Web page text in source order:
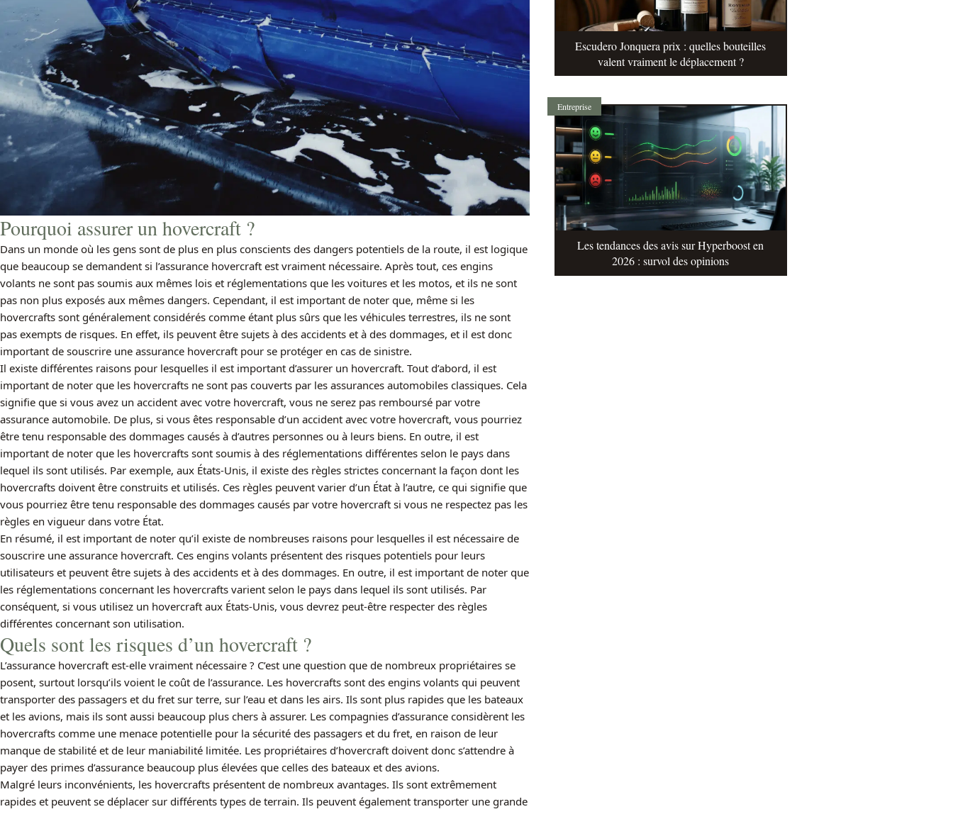
Pourquoi assurer un hovercraft ?
Dans un monde où les gens sont de plus en plus conscients des dangers potentiels de la route, il est logique
que beaucoup se demandent si l’assurance hovercraft est vraiment nécessaire. Après tout, ces engins
volants ne sont pas soumis aux mêmes lois et réglementations que les voitures et les motos, et ils ne sont
pas non plus exposés aux mêmes dangers. Cependant, il est important de noter que, même si les
hovercrafts sont généralement considérés comme étant plus sûrs que les véhicules terrestres, ils ne sont
pas exempts de risques. En effet, ils peuvent être sujets à des accidents et à des dommages, et il est donc
important de souscrire une assurance hovercraft pour se protéger en cas de sinistre.
Il existe différentes raisons pour lesquelles il est important d’assurer un hovercraft. Tout d’abord, il est
important de noter que les hovercrafts ne sont pas couverts par les assurances automobiles classiques. Cela
signifie que si vous avez un accident avec votre hovercraft, vous ne serez pas remboursé par votre
assurance automobile. De plus, si vous êtes responsable d’un accident avec votre hovercraft, vous pourriez
être tenu responsable des dommages causés à d’autres personnes ou à leurs biens. En outre, il est
important de noter que les hovercrafts sont soumis à des réglementations différentes selon le pays dans
lequel ils sont utilisés. Par exemple, aux États-Unis, il existe des règles strictes concernant la façon dont les
hovercrafts doivent être construits et utilisés. Ces règles peuvent varier d’un État à l’autre, ce qui signifie que
vous pourriez être tenu responsable des dommages causés par votre hovercraft si vous ne respectez pas les
règles en vigueur dans votre État.
En résumé, il est important de noter qu’il existe de nombreuses raisons pour lesquelles il est nécessaire de
souscrire une assurance hovercraft. Ces engins volants présentent des risques potentiels pour leurs
utilisateurs et peuvent être sujets à des accidents et à des dommages. En outre, il est important de noter que
les réglementations concernant les hovercrafts varient selon le pays dans lequel ils sont utilisés. Par
conséquent, si vous utilisez un hovercraft aux États-Unis, vous devrez peut-être respecter des règles
différentes concernant son utilisation.
Quels sont les risques d’un hovercraft ?
L’assurance hovercraft est-elle vraiment nécessaire ? C’est une question que de nombreux propriétaires se
posent, surtout lorsqu’ils voient le coût de l’assurance. Les hovercrafts sont des engins volants qui peuvent
transporter des passagers et du fret sur terre, sur l’eau et dans les airs. Ils sont plus rapides que les bateaux
et les avions, mais ils sont aussi beaucoup plus chers à assurer. Les compagnies d’assurance considèrent les
hovercrafts comme une menace potentielle pour la sécurité des passagers et du fret, en raison de leur
manque de stabilité et de leur maniabilité limitée. Les propriétaires d’hovercraft doivent donc s’attendre à
payer des primes d’assurance beaucoup plus élevées que celles des bateaux et des avions.
Malgré leurs inconvénients, les hovercrafts présentent de nombreux avantages. Ils sont extrêmement
rapides et peuvent se déplacer sur différents types de terrain. Ils peuvent également transporter une grande
Escudero Jonquera prix : quelles bouteilles
valent vraiment le déplacement ?
Entreprise
Les tendances des avis sur Hyperboost en
2026 : survol des opinions